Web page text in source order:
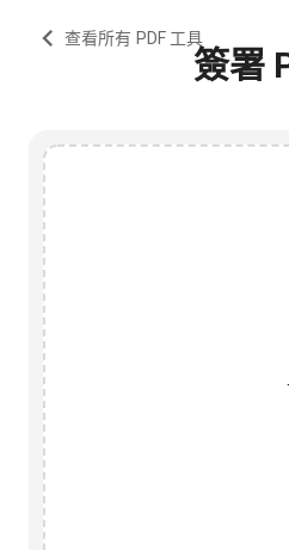
查看所有 PDF 工具
簽署